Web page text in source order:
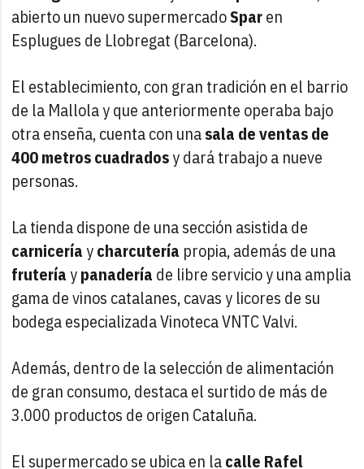
abierto un nuevo supermercadoSparen
Esplugues de Llobregat (Barcelona).
El establecimiento, con gran tradición en el barrio
de la Mallola y que anteriormente operaba bajo
otra enseña, cuenta con unasala de ventas de
400 metros cuadradosy dará trabajo a nueve
personas.
La tienda dispone de una sección asistida de
carniceríaycharcutería propia, además de una
fruteríaypanadería de libre servicio y una amplia
gama de vinos catalanes, cavas y licores de su
bodega especializada Vinoteca VNTC Valvi.
Además, dentro de la selección de alimentación
de gran consumo, destaca el surtido de más de
3.000 productos de origen Cataluña.
El supermercado se ubica en lacalle Rafel